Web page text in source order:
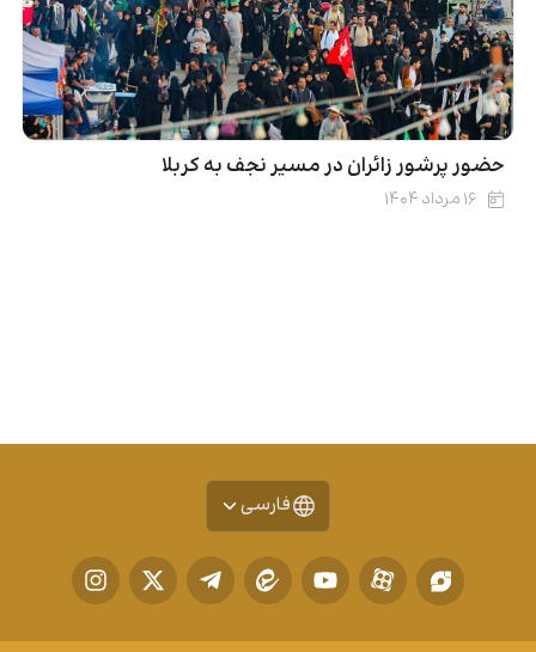
حضور پرشور زائران در مسیر نجف به کربلا
۱۶ مرداد ۱۴۰۴
فارسی